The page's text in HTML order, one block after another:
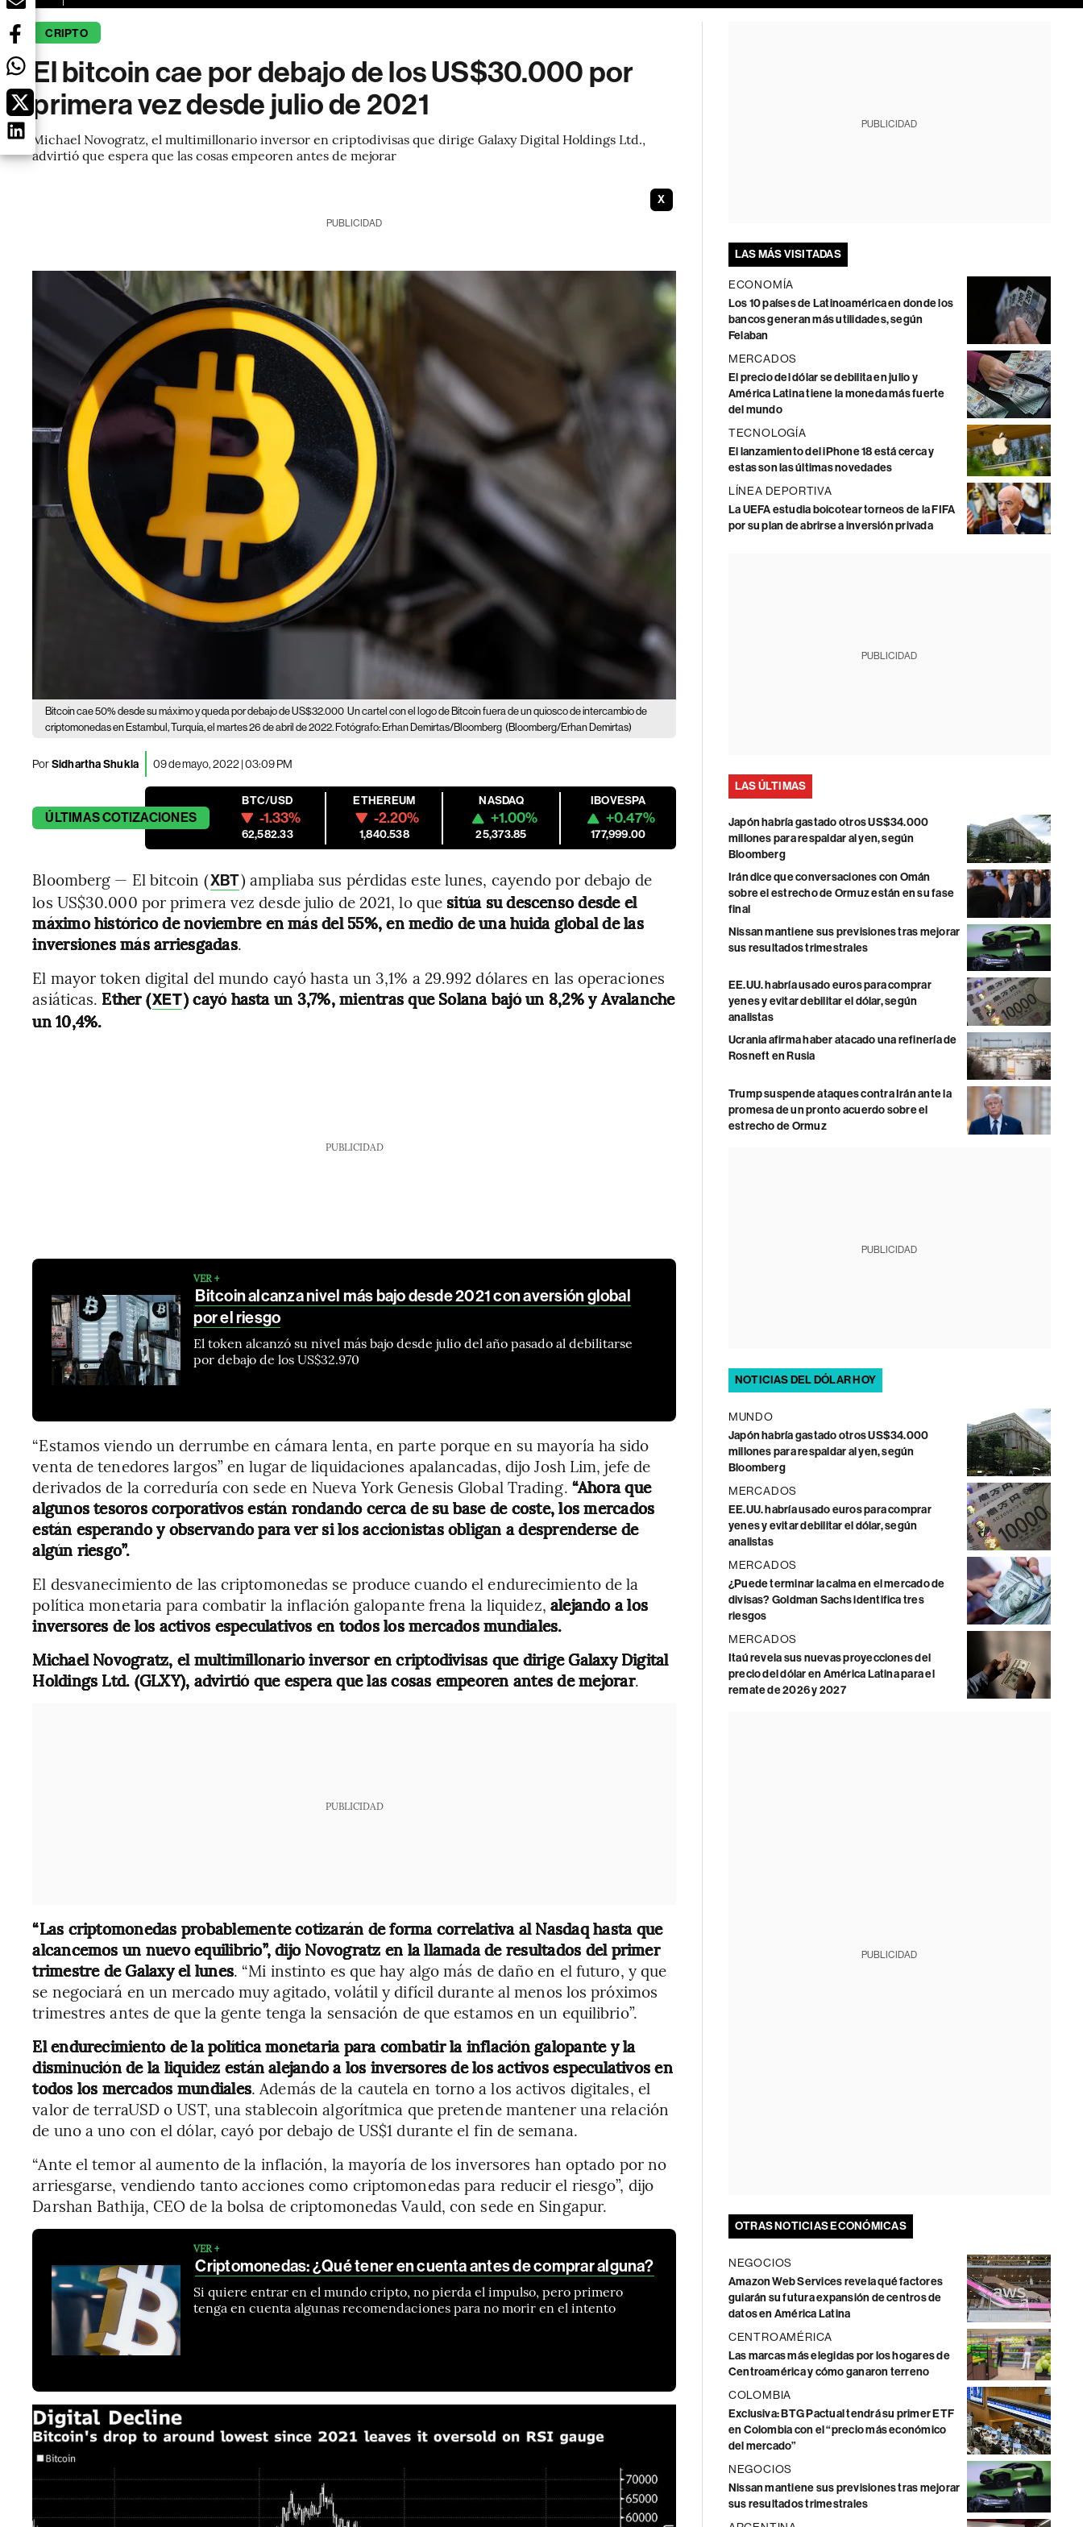
CRIPTO
El bitcoin cae por debajo de los US$30.000 por
primera vez desde julio de 2021
Michael Novogratz, el multimillonario inversor en criptodivisas que dirige Galaxy Digital Holdings Ltd.,
advirtió que espera que las cosas empeoren antes de mejorar
X
PUBLICIDAD
Bitcoin cae 50% desde su máximo y queda por debajo de US$32.000 Un cartel con el logo de Bitcoin fuera de un quiosco de intercambio de
criptomonedas en Estambul, Turquía, el martes 26 de abril de 2022. Fotógrafo: Erhan Demirtas/Bloomberg (Bloomberg/Erhan Demirtas)
PorSidhartha Shukla 09 de mayo, 2022 | 03:09 PM
ÚLTIMASCOTIZACIONES
BTC/USD
-1.33%
62,582.33
ETHEREUM
-2.20%
1,840.538
NASDAQ
+1.00%
25,373.85
IBOVESPA
+0.47%
177,999.00
Bloomberg — El bitcoin (XBT) ampliaba sus pérdidas este lunes, cayendo por debajo de
los US$30.000 por primera vez desde julio de 2021, lo que sitúa su descenso desde el
máximo histórico de noviembre en más del 55%, en medio de una huida global de las
inversiones más arriesgadas.
El mayor token digital del mundo cayó hasta un 3,1% a 29.992 dólares en las operaciones
asiáticas. Ether (XET) cayó hasta un 3,7%, mientras que Solana bajó un 8,2% y Avalanche
un 10,4%.
PUBLICIDAD
VER +
Bitcoin alcanza nivel más bajo desde 2021 con aversión global
por el riesgo
El token alcanzó su nivel más bajo desde julio del año pasado al debilitarse
por debajo de los US$32.970
“Estamos viendo un derrumbe en cámara lenta, en parte porque en su mayoría ha sido
venta de tenedores largos” en lugar de liquidaciones apalancadas, dijo Josh Lim, jefe de
derivados de la correduría con sede en Nueva York Genesis Global Trading. “Ahora que
algunos tesoros corporativos están rondando cerca de su base de coste, los mercados
están esperando y observando para ver si los accionistas obligan a desprenderse de
algún riesgo”.
El desvanecimiento de las criptomonedas se produce cuando el endurecimiento de la
política monetaria para combatir la inflación galopante frena la liquidez, alejando a los
inversores de los activos especulativos en todos los mercados mundiales.
Michael Novogratz, el multimillonario inversor en criptodivisas que dirige Galaxy Digital
Holdings Ltd. (GLXY), advirtió que espera que las cosas empeoren antes de mejorar.
PUBLICIDAD
“Las criptomonedas probablemente cotizarán de forma correlativa al Nasdaq hasta que
alcancemos un nuevo equilibrio”, dijo Novogratz en la llamada de resultados del primer
trimestre de Galaxy el lunes. “Mi instinto es que hay algo más de daño en el futuro, y que
se negociará en un mercado muy agitado, volátil y difícil durante al menos los próximos
trimestres antes de que la gente tenga la sensación de que estamos en un equilibrio”.
El endurecimiento de la política monetaria para combatir la inflación galopante y la
disminución de la liquidez están alejando a los inversores de los activos especulativos en
todos los mercados mundiales. Además de la cautela en torno a los activos digitales, el
valor de terraUSD o UST, una stablecoin algorítmica que pretende mantener una relación
de uno a uno con el dólar, cayó por debajo de US$1 durante el fin de semana.
“Ante el temor al aumento de la inflación, la mayoría de los inversores han optado por no
arriesgarse, vendiendo tanto acciones como criptomonedas para reducir el riesgo”, dijo
Darshan Bathija, CEO de la bolsa de criptomonedas Vauld, con sede en Singapur.
VER +
Criptomonedas: ¿Qué tener en cuenta antes de comprar alguna?
Si quiere entrar en el mundo cripto, no pierda el impulso, pero primero
tenga en cuenta algunas recomendaciones para no morir en el intento
PUBLICIDAD
LAS MÁS VISITADAS
ECONOMÍA
Los 10 países de Latinoamérica en donde los
bancos generan más utilidades, según
Felaban
MERCADOS
El precio del dólar se debilita en julio y
América Latina tiene la moneda más fuerte
del mundo
TECNOLOGÍA
El lanzamiento del iPhone 18 está cerca y
estas son las últimas novedades
LÍNEA DEPORTIVA
La UEFA estudia boicotear torneos de la FIFA
por su plan de abrirse a inversión privada
PUBLICIDAD
LAS ÚLTIMAS
Japón habría gastado otros US$34.000
millones para respaldar al yen, según
Bloomberg
Irán dice que conversaciones con Omán
sobre el estrecho de Ormuz están en su fase
final
Nissan mantiene sus previsiones tras mejorar
sus resultados trimestrales
EE.UU. habría usado euros para comprar
yenes y evitar debilitar el dólar, según
analistas
Ucrania afirma haber atacado una refinería de
Rosneft en Rusia
Trump suspende ataques contra Irán ante la
promesa de un pronto acuerdo sobre el
estrecho de Ormuz
PUBLICIDAD
NOTICIAS DEL DÓLAR HOY
MUNDO
Japón habría gastado otros US$34.000
millones para respaldar al yen, según
Bloomberg
MERCADOS
EE.UU. habría usado euros para comprar
yenes y evitar debilitar el dólar, según
analistas
MERCADOS
¿Puede terminar la calma en el mercado de
divisas? Goldman Sachs identifica tres
riesgos
MERCADOS
Itaú revela sus nuevas proyecciones del
precio del dólar en América Latina para el
remate de 2026 y 2027
PUBLICIDAD
OTRAS NOTICIAS ECONÓMICAS
NEGOCIOS
Amazon Web Services revela qué factores
guiarán su futura expansión de centros de
datos en América Latina
CENTROAMÉRICA
Las marcas más elegidas por los hogares de
Centroamérica y cómo ganaron terreno
COLOMBIA
Exclusiva: BTG Pactual tendrá su primer ETF
en Colombia con el “precio más económico
del mercado”
NEGOCIOS
Nissan mantiene sus previsiones tras mejorar
sus resultados trimestrales